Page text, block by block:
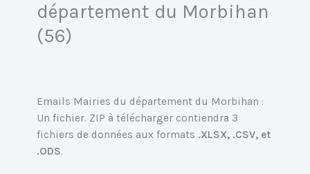
département du Morbihan
(56)
Emails Mairies du département du Morbihan :
Un fichier. ZIP à télécharger contiendra 3
fichiers de données aux formats .XLSX, .CSV, et
.ODS.